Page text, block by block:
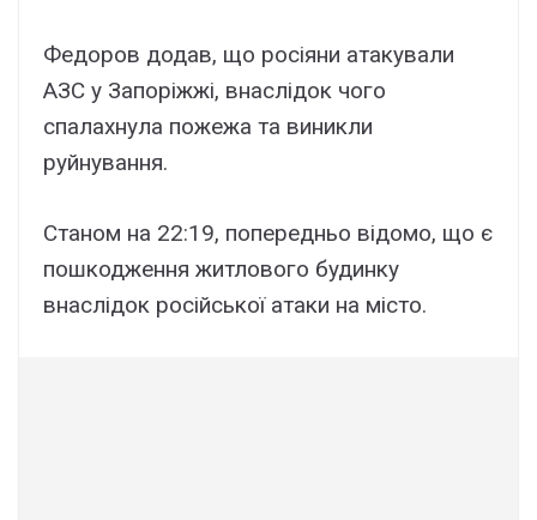
Федоров додав, що росіяни атакували
АЗС у Запоріжжі, внаслідок чого
спалахнула пожежа та виникли
руйнування.
Станом на 22:19, попередньо відомо, що є
пошкодження житлового будинку
внаслідок російської атаки на місто.